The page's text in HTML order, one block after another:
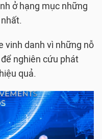
ở hạng mục những
vinh danh vì những nỗ
nghiên cứu phát
quả.